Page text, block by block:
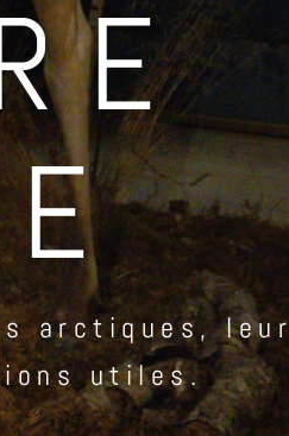
arctiques, leur
utiles.